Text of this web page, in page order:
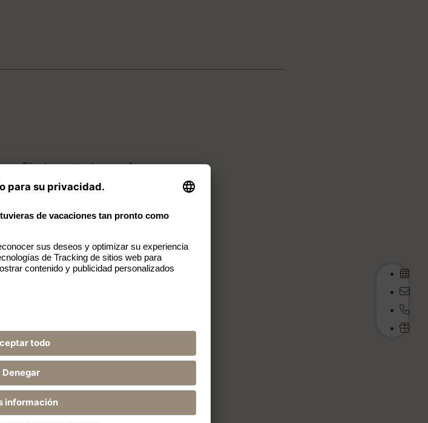
Piscina exterior con hamaca,
tumbonas, camas y bar de piscina
Hotel para no fumadores
Bienestar con hammam y masajes